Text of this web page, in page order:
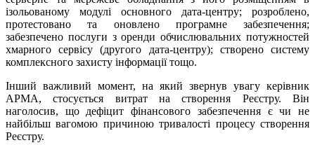
ізольованому модулі основного дата-центру; розроблено,
протестовано та оновлено програмне забезпечення;
забезпечено послуги з оренди обчислювальних потужностей
хмарного сервісу (другого дата-центру); створено систему
комплексного захисту інформації тощо.
Інший важливий момент, на який звернув увагу керівник
АРМА, стосується витрат на створення Реєстру. Він
наголосив, що дефіцит фінансового забезпечення є чи не
найбільш вагомою причиною тривалості процесу створення
Реєстру.